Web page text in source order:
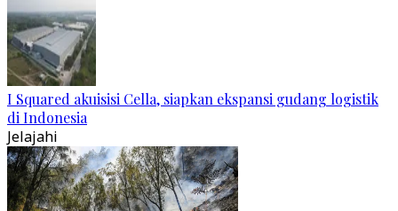
I Squared akuisisi Cella, siapkan ekspansi gudang logistik
di Indonesia
Jelajahi